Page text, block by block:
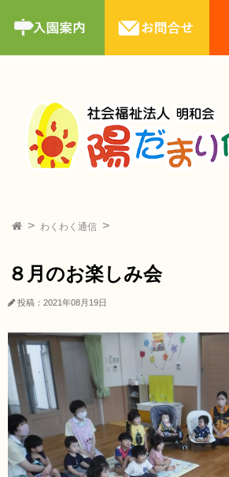
わくわく通信
８月のお楽しみ会
投稿：2021年08月19日